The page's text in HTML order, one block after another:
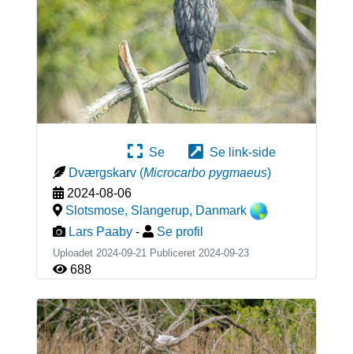
Se
Se link-side
Dværgskarv (Microcarbo pygmaeus)
2024-08-06
Slotsmose, Slangerup, Danmark
Lars Paaby - Se profil
Uploadet 2024-09-21 Publiceret 2024-09-23
688